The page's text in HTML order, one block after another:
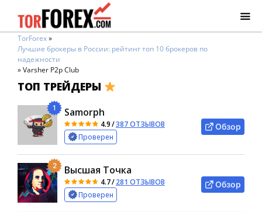
TorForex»
Лучшие брокеры в России: рейтинг топ 10 брокеров по
надежности
»Varsher P2p Club
ТОП ТРЕЙДЕРЫ
1 Samorph
4.9/387 ОТЗЫВОВ
Проверен
Обзор
2 Высшая Точка
4.7/281 ОТЗЫВОВ
Проверен
Обзор